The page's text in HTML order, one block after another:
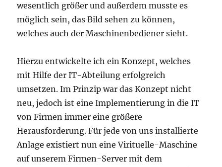
wesentlich größer und außerdem musste es
möglich sein, das Bild sehen zu können,
welches auch der Maschinenbediener sieht.
Hierzu entwickelte ich ein Konzept, welches
mit Hilfe der IT-Abteilung erfolgreich
umsetzen. Im Prinzip war das Konzept nicht
neu, jedoch ist eine Implementierung in die IT
von Firmen immer eine größere
Herausforderung. Für jede von uns installierte
Anlage existiert nun eine Virituelle-Maschine
auf unserem Firmen-Server mit dem